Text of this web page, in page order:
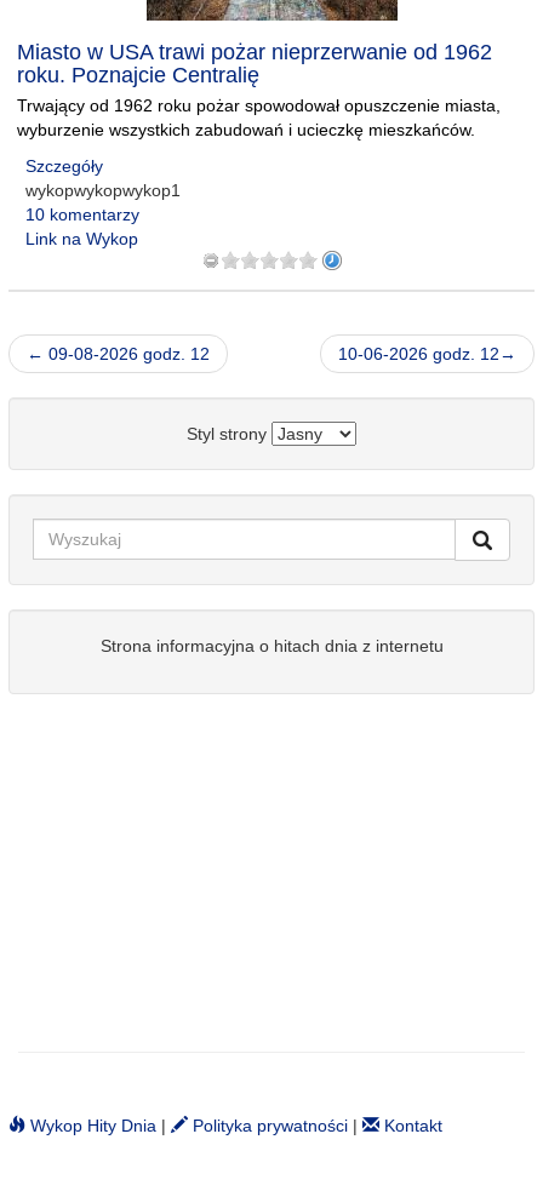
Miasto w USA trawi pożar nieprzerwanie od 1962
roku. Poznajcie Centralię
Trwający od 1962 roku pożar spowodował opuszczenie miasta,
wyburzenie wszystkich zabudowań i ucieczkę mieszkańców.
Szczegóły
wykopwykopwykop1
10 komentarzy
Link na Wykop
← 09-08-2026 godz. 12 10-06-2026 godz. 12→
Styl strony
Strona informacyjna o hitach dnia z internetu
Wykop Hity Dnia | Polityka prywatności | Kontakt